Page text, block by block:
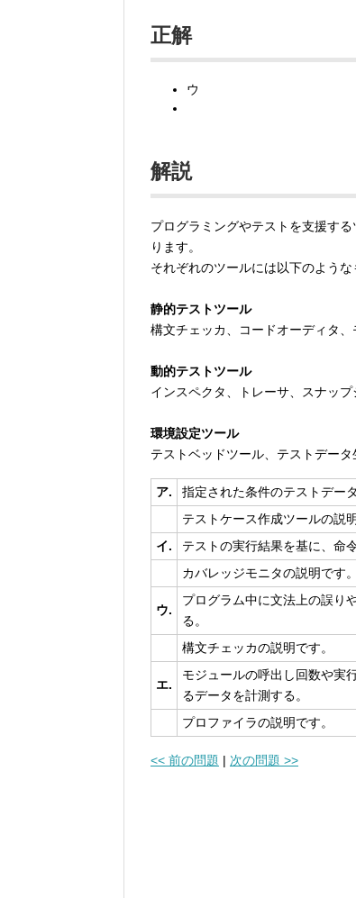
正解
ウ
解説
プログラミングやテストを支援する
ります。
それぞれのツールには以下のような
静的テストツール
構文チェッカ、コードオーディタ
動的テストツール
インスペクタ、トレーサ、スナッ
環境設定ツール
テストベッドツール、テストデー
ア.
指定された条件のテストデー
テストケース作成ツールの説明
イ.
テストの実行結果を基に、命
カバレッジモニタの説明です。
ウ.
プログラム中に文法上の誤り
る。
構文チェッカの説明です。
エ.
モジュールの呼出し回数や実
るデータを計測する。
プロファイラの説明です。
<< 前の問題 | 次の問題 >>